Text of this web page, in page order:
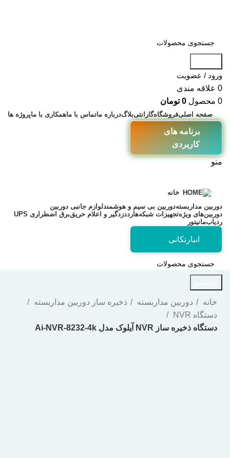
ورود / عضویت
0 علاقه مندی
0 محصول 0 تومان
صفحه اصلیفروشگاهگارانتیبلاگدرباره ماتماس با ماهمکاری با ماپروژه ها
برنامه های
کاربردی
منو
خانه
دوربین مداربستهدوربین بی سیم و هوشمندلوازم جانبی دوربین
دوربین‌های ویژهتجهیزات شبکههارددزدگیر و اعلام حریقبرق اضطراری UPS
ردیابمانیتور
انبارتکانی
خانه دوربین مداربسته
ذخیره ساز دوربین مداربسته
دستگاه NVR
دستگاه ذخیره ساز NVR آیلوک مدل Ai-NVR-8232-4k